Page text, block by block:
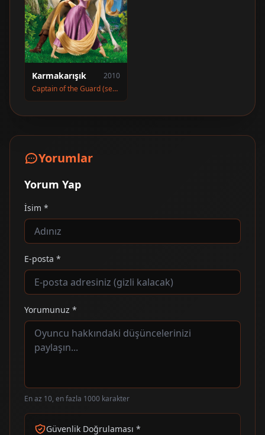
Karmakarışık
2010
Captain of the Guard (seslendirme)
Yorumlar
Yorum Yap
İsim *
E-posta *
Yorumunuz *
En az 10, en fazla 1000 karakter
Güvenlik Doğrulaması *